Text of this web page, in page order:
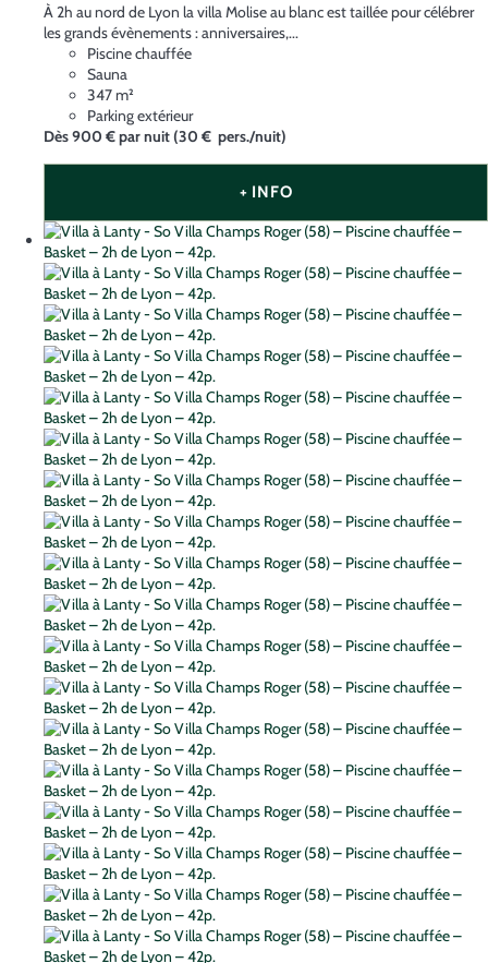
À 2h au nord de Lyon la villa Molise au blanc est taillée pour célébrer
les grands évènements : anniversaires,...
Piscine chauffée
Sauna
347 m²
Parking extérieur
Dès900 €par nuit(30 € pers./nuit)
+ INFO